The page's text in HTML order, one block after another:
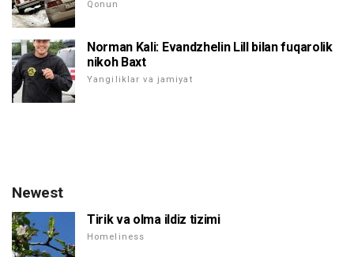
Qonun
Norman Kali: Evandzhelin Lill bilan fuqarolik
nikoh Baxt
Yangiliklar va jamiyat
Newest
Tirik va olma ildiz tizimi
Homeliness